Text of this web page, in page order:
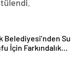
Belediyesi’nden Su
İçin Farkındalık